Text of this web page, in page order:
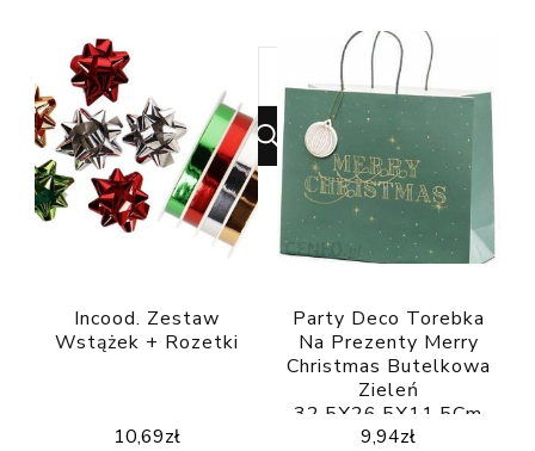
Incood. Zestaw
Wstążek + Rozetki
10,69zł
Party Deco Torebka
Na Prezenty Merry
Christmas Butelkowa
Zieleń
32.5X26.5X11.5Cm
9,94zł
for
Something?